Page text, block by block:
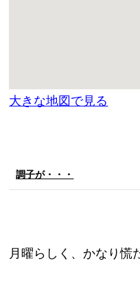
大きな地図で見る
調子が・・・
月曜らしく、かなり慌